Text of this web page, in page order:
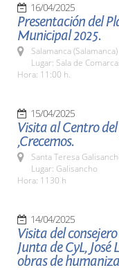
16/04/2025
Presentación del
Municipal 2025.
Salamanca (Salamanca)
Lugar: Sala de
Hora: 11:00 h.
15/04/2025
Visita al Centro
,Crecemos.
Santa Teresa
Lugar: Galisancho
Hora: 1130 h
14/04/2025
Visita del
Junta de CyL, José
obras de